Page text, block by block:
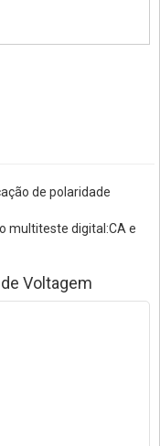
de polaridade
multiteste digital:CA e
Voltagem